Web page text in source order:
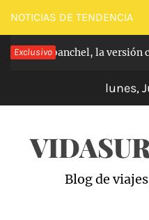
Saltar
al
contenido
NOTICIAS DE TENDENCIA
Exclusivo
de Carabanchel, la versión
lunes,
Blog de